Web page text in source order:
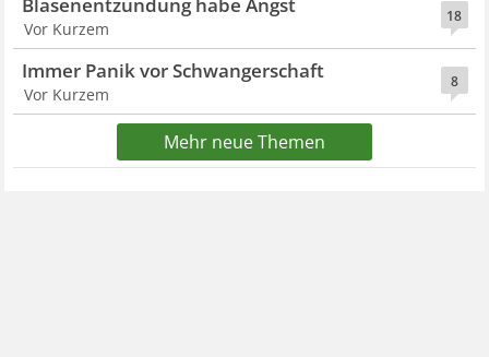
18
Vor Kurzem
8
Immer Panik vor Schwangerschaft
Vor Kurzem
Mehr neue Themen